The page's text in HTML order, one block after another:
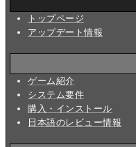
トップページ
アップデート情報
ゲーム紹介
システム要件
購入・インストール
日本語のレビュー情報